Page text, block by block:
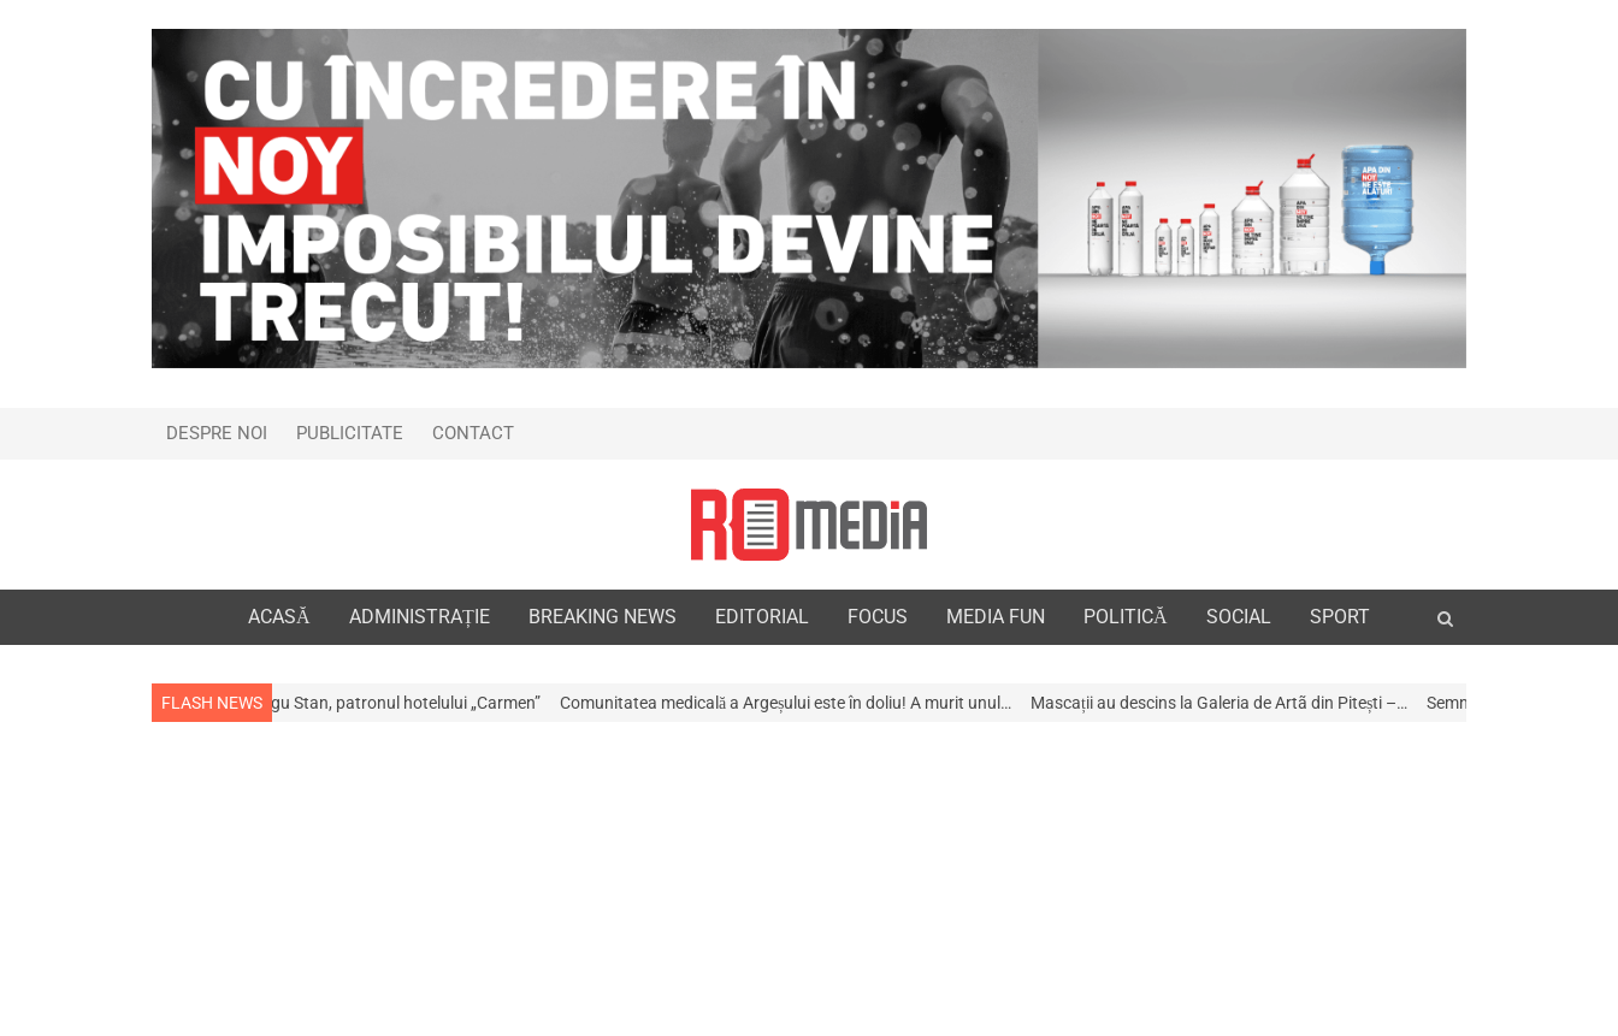
DESPRE NOI PUBLICITATE CONTACT
ACASĂ ADMINISTRAȚIE BREAKING NEWS EDITORIAL FOCUS MEDIA FUN POLITICĂ SOCIAL SPORT
search
FLASH NEWS
afaceristul Gogu Stan, patronul hotelului „Carmen” Comunitatea medicală a Argeșului este în doliu! A murit unul… Mascații au descins la Galeria de Artã din Pitești –… Semnal de alarmă în municipiul Pitești: pomii